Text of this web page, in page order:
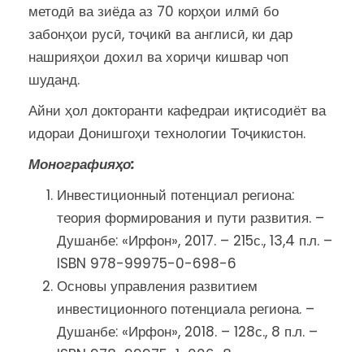
методӣ ва зиёда аз 70 корҳои илмӣ бо
забонҳои русӣ, тоҷикӣ ва англисӣ, ки дар
нашрияҳои дохил ва хориҷи кишвар чоп
шуданд.
Айни ҳол докторанти кафедраи иқтисодиёт ва
идораи Донишгоҳи технологии Тоҷикистон.
Монографияҳо:
Инвестиционный потенциал региона:
теория формирования и пути развития. –
Душанбе: «Ирфон», 2017. – 215с., 13,4 п.л. –
ISBN 978-99975-0-698-6
Основы управления развитием
инвестиционного потенциала региона. –
Душанбе: «Ирфон», 2018. – 128с., 8 п.л. –